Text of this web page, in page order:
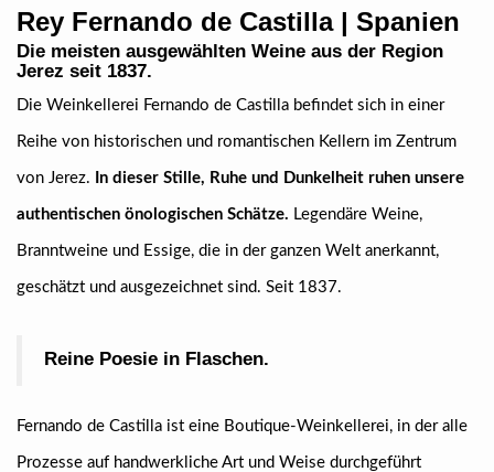
Rey Fernando de Castilla | Spanien
Die meisten ausgewählten Weine aus der Region
Jerez seit 1837.
Die Weinkellerei Fernando de Castilla befindet sich in einer
Reihe von historischen und romantischen Kellern im Zentrum
von Jerez. In dieser Stille, Ruhe und Dunkelheit ruhen unsere
authentischen önologischen Schätze. Legendäre Weine,
Branntweine und Essige, die in der ganzen Welt anerkannt,
geschätzt und ausgezeichnet sind. Seit 1837.
Reine Poesie in Flaschen.
Fernando de Castilla ist eine Boutique-Weinkellerei, in der alle
Prozesse auf handwerkliche Art und Weise durchgeführt